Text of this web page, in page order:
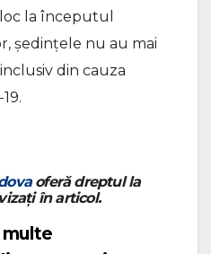
la începutul
ședințele nu au mai
din cauza
oferă dreptul la
în articol.
multe